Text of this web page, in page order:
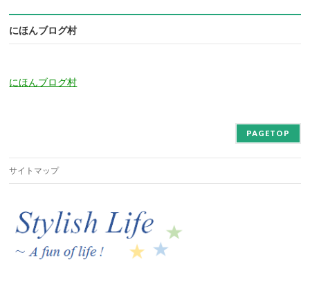
にほんブログ村
にほんブログ村
PAGETOP
サイトマップ